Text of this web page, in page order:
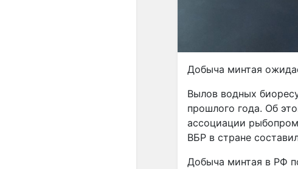
Добыча минтая
Вылов водных
прошлого года. Об
ассоциации
ВБР в стране
Добыча минтая в РФ